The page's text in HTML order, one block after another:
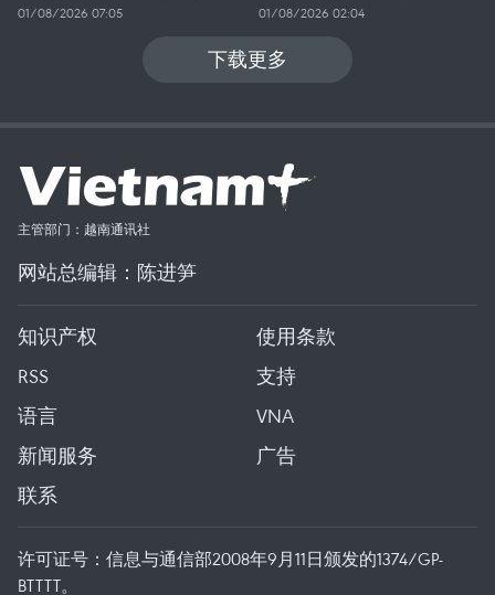
01/08/2026 07:05 01/08/2026 02:04
下载更多
主管部门：越南通讯社
网站总编辑：陈进笋
知识产权
使用条款
RSS
支持
语言
VNA
新闻服务
广告
联系
许可证号：信息与通信部2008年9月11日颁发的1374/GP-
BTTTT。